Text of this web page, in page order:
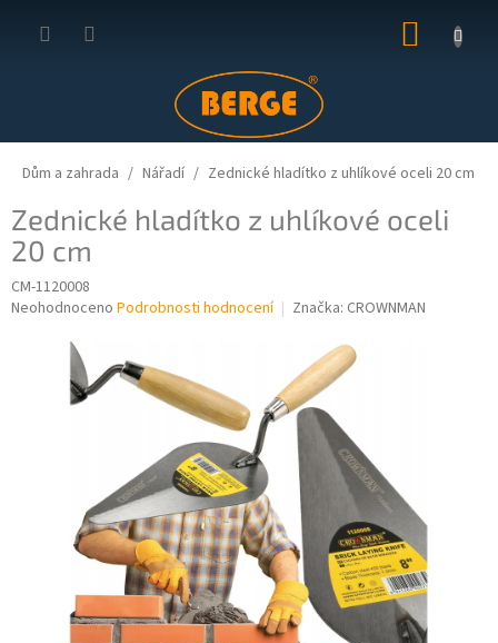
KOŠÍK
Dům a zahrada Nářadí Zednické hladítko z uhlíkové oceli 20 cm
Zednické hladítko z uhlíkové oceli
20 cm
CM-1120008
Průměrné
Neohodnoceno Podrobnosti hodnocení Značka: CROWNMAN